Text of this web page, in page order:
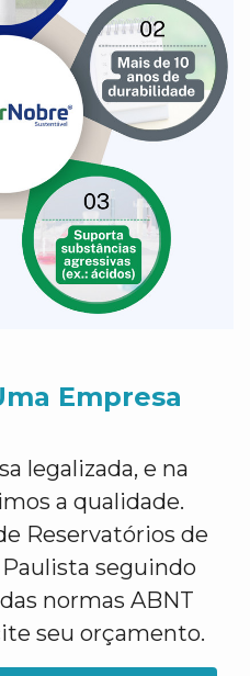
Empresa
legalizada, e na
a qualidade.
Reservatórios de
seguindo
normas ABNT
seu orçamento.